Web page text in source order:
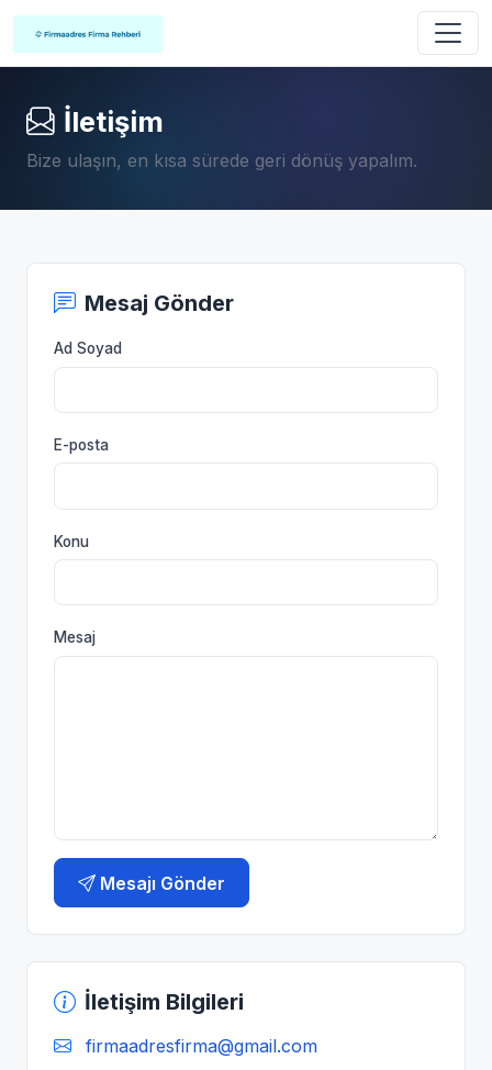
İletişim
Bize ulaşın, en kısa sürede geri dönüş yapalım.
Mesaj Gönder
Ad Soyad
E-posta
Konu
Mesaj
Mesajı Gönder
İletişim Bilgileri
firmaadresfirma@gmail.com